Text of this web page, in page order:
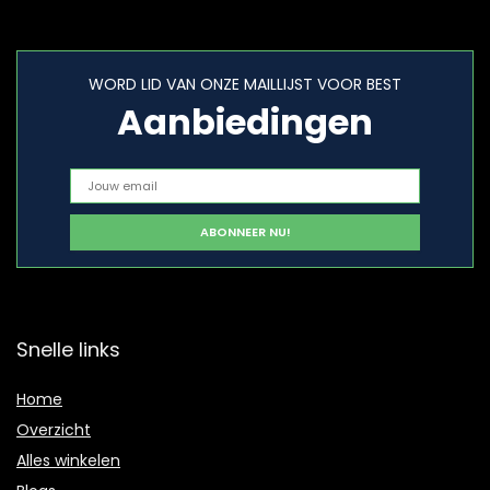
WORD LID VAN ONZE MAILLIJST VOOR BEST
Aanbiedingen
Snelle links
Home
Overzicht
Alles winkelen